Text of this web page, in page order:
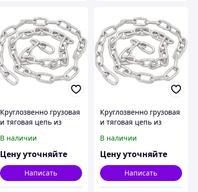
Круглозвенно грузовая
и тяговая цепь из
(короткозв.) d(mm):26
Шаг(mm):73 ГОСТ 2319-
В наличии
Цену уточняйте
Написать
Круглозвенно грузовая
и тяговая цепь из
(короткозв.) d(mm):28
Шаг(mm):78 ГОСТ 2319-
В наличии
Цену уточняйте
Написать